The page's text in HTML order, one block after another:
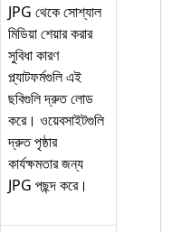
JPG থেকে সোশ্যাল
মিডিয়া শেয়ার করার
সুবিধা কারণ
প্ল্যাটফর্মগুলি এই
ছবিগুলি দ্রুত লোড
করে। ওয়েবসাইটগুলি
দ্রুত পৃষ্ঠার
কার্যক্ষমতার জন্য
JPG পছন্দ করে।